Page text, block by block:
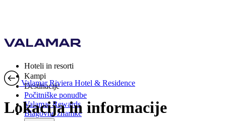
Hoteli in resorti
Kampi
Destinacije
Počitniške ponudbe
Valamar Rewards
Blagovne znamke
Valamar Riviera Hotel & Residence
Lokacija in informacije